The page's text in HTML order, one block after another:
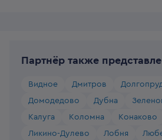
Партнёр также
Видное Дмитров
Домодедово
Дубна
Калуга
Коломна Конаково
Ликино-Дулево
Лобня